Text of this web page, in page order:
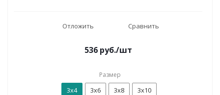
Отложить Сравнить
536 руб./шт
Размер
3х4 3х6 3х8 3х10